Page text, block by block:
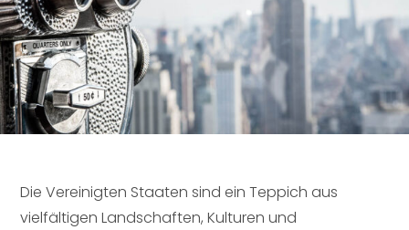
Die Vereinigten Staaten sind ein Teppich aus
vielfältigen Landschaften, Kulturen und